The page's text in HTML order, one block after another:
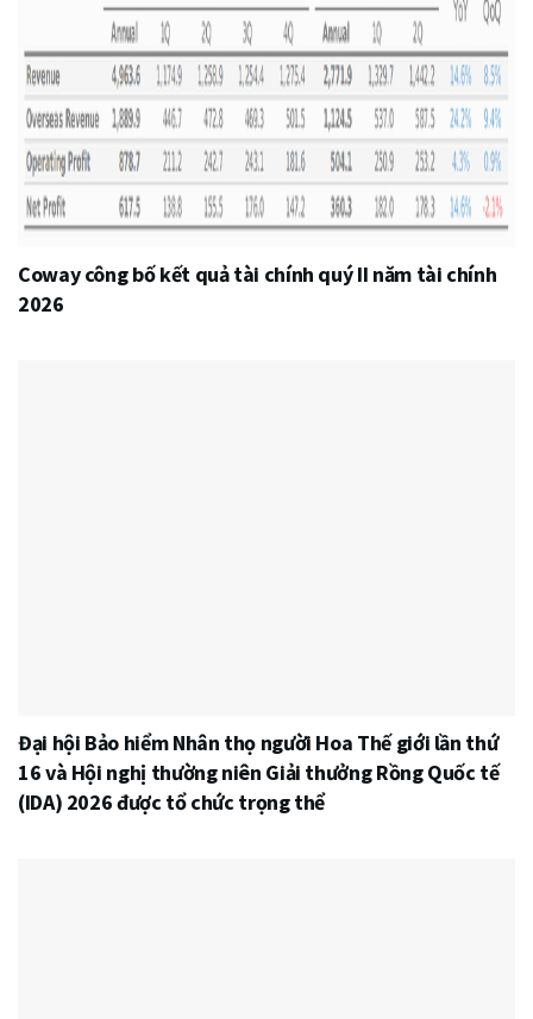
Coway công bố kết quả tài chính quý II năm tài chính
2026
Đại hội Bảo hiểm Nhân thọ người Hoa Thế giới lần thứ
16 và Hội nghị thường niên Giải thưởng Rồng Quốc tế
(IDA) 2026 được tổ chức trọng thể